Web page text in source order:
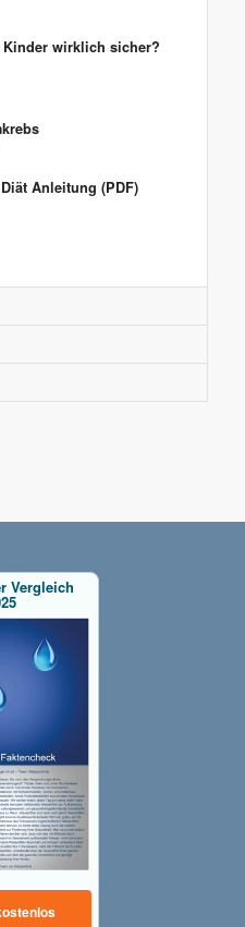
wirklich sicher?
Anleitung (PDF)
Vergleich